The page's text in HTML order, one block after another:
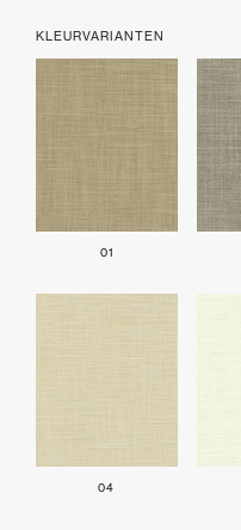
KLEURVARIANTEN
01
04